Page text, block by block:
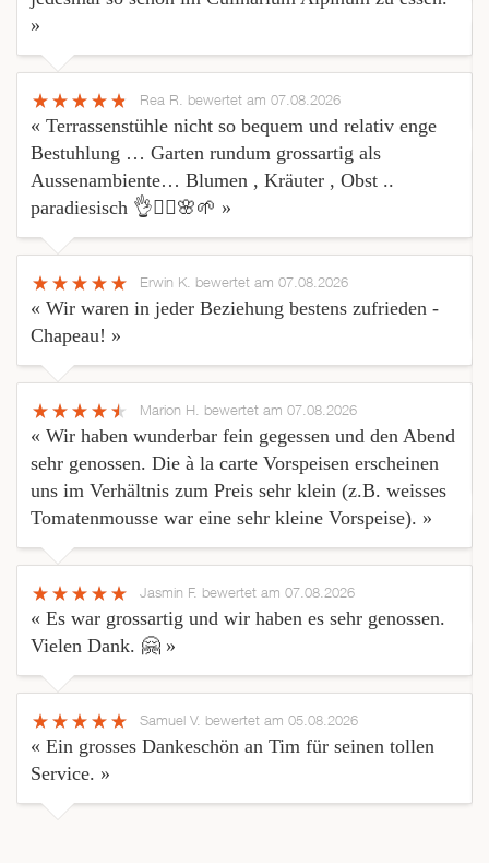
»
Rea R. bewertet am 07.08.2026
« Terrassenstühle nicht so bequem und relativ enge
Bestuhlung … Garten rundum grossartig als
Aussenambiente… Blumen , Kräuter , Obst ..
paradiesisch 👌🤸‍♂️🌸🌱 »
Erwin K. bewertet am 07.08.2026
« Wir waren in jeder Beziehung bestens zufrieden -
Chapeau! »
Marion H. bewertet am 07.08.2026
« Wir haben wunderbar fein gegessen und den Abend
sehr genossen. Die à la carte Vorspeisen erscheinen
uns im Verhältnis zum Preis sehr klein (z.B. weisses
Tomatenmousse war eine sehr kleine Vorspeise). »
Jasmin F. bewertet am 07.08.2026
« Es war grossartig und wir haben es sehr genossen.
Vielen Dank. 🤗 »
Samuel V. bewertet am 05.08.2026
« Ein grosses Dankeschön an Tim für seinen tollen
Service. »